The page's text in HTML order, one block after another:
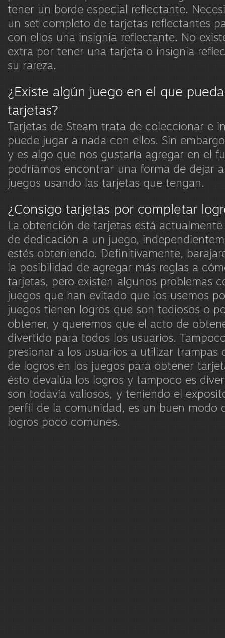
tener un borde especial reflectante.
un set completo de tarjetas reflectantes
con ellos una insignia reflectante. No
extra por tener una tarjeta o insignia
su rareza.
¿Existe algún juego en el que
tarjetas?
Tarjetas de Steam trata de coleccionar e
puede jugar a nada con ellos. Sin
y es algo que nos gustaría agregar en el
podríamos encontrar una forma de dejar
juegos usando las tarjetas que tengan.
¿Consigo tarjetas por completar
La obtención de tarjetas está
de dedicación a un juego,
estés obteniendo. Definitivamente,
la posibilidad de agregar más reglas a
tarjetas, pero existen algunos problemas
juegos que han evitado que los usemos
juegos tienen logros que son tediosos o
obtener, y queremos que el acto de
divertido para todos los usuarios.
presionar a los usuarios a utilizar trampas
de logros en los juegos para obtener
ésto devalúa los logros y tampoco es
son todavía valiosos, y teniendo el
perfil de la comunidad, es un buen modo
logros poco comunes.